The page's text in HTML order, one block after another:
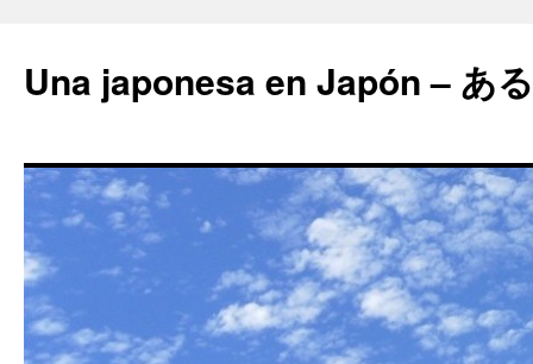
Una japonesa en Japón – あ